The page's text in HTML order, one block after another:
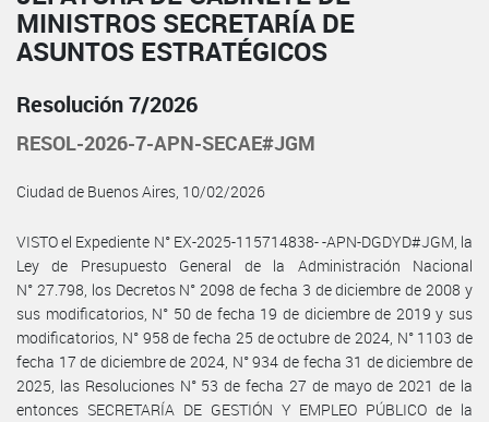
MINISTROS SECRETARÍA DE
ASUNTOS ESTRATÉGICOS
Resolución 7/2026
RESOL-2026-7-APN-SECAE#JGM
Ciudad de Buenos Aires, 10/02/2026
VISTO el Expediente N° EX-2025-115714838- -APN-DGDYD#JGM, la
Ley de Presupuesto General de la Administración Nacional
N° 27.798, los Decretos N° 2098 de fecha 3 de diciembre de 2008 y
sus modificatorios, N° 50 de fecha 19 de diciembre de 2019 y sus
modificatorios, N° 958 de fecha 25 de octubre de 2024, N° 1103 de
fecha 17 de diciembre de 2024, N° 934 de fecha 31 de diciembre de
2025, las Resoluciones N° 53 de fecha 27 de mayo de 2021 de la
entonces SECRETARÍA DE GESTIÓN Y EMPLEO PÚBLICO de la